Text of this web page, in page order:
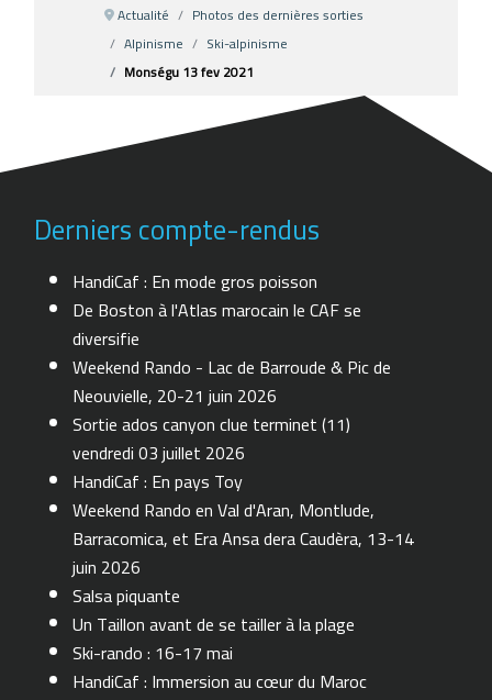
Actualité
Photos des dernières sorties
Alpinisme
Ski-alpinisme
Monségu 13 fev 2021
Derniers compte-rendus
HandiCaf : En mode gros poisson
De Boston à l'Atlas marocain le CAF se
diversifie
Weekend Rando - Lac de Barroude & Pic de
Neouvielle, 20-21 juin 2026
Sortie ados canyon clue terminet (11)
vendredi 03 juillet 2026
HandiCaf : En pays Toy
Weekend Rando en Val d'Aran, Montlude,
Barracomica, et Era Ansa dera Caudèra, 13-14
juin 2026
Salsa piquante
Un Taillon avant de se tailler à la plage
Ski-rando : 16-17 mai
HandiCaf : Immersion au cœur du Maroc